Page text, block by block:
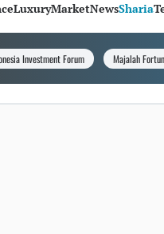
LuxuryMarketNewsSharia
Investment Forum Majalah